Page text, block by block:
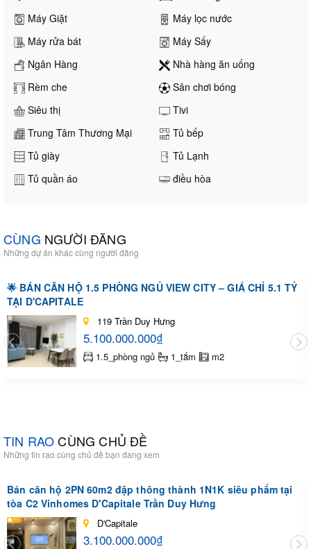
Máy Giặt
Máy lọc nước
Máy rửa bát
Máy Sấy
Ngân Hàng
Nhà hàng ăn uống
Rèm che
Sân chơi bóng
Siêu thị
Tivi
Trung Tâm Thương Mại
Tủ bếp
Tủ giày
Tủ Lạnh
Tủ quần áo
điều hòa
CÙNG NGƯỜI ĐĂNG
Những dự án khác cùng người đăng
🌟 BÁN CĂN HỘ 1.5 PHÒNG NGỦ VIEW CITY – GIÁ CHỈ 5.1 TỶ
TẠI D'CAPITALE
119 Trần Duy Hưng
5.100.000.000₫
1.5_phòng ngủ 1_tắm m2
TIN RAOCÙNG CHỦ ĐỀ
Những tin rao cùng chủ đề bạn đang xem
Bán căn hộ 2PN 60m2 đập thông thành 1N1K siêu phẩm tại
tòa C2 Vinhomes D'Capitale Trần Duy Hưng
D'Capitale
3.100.000.000₫